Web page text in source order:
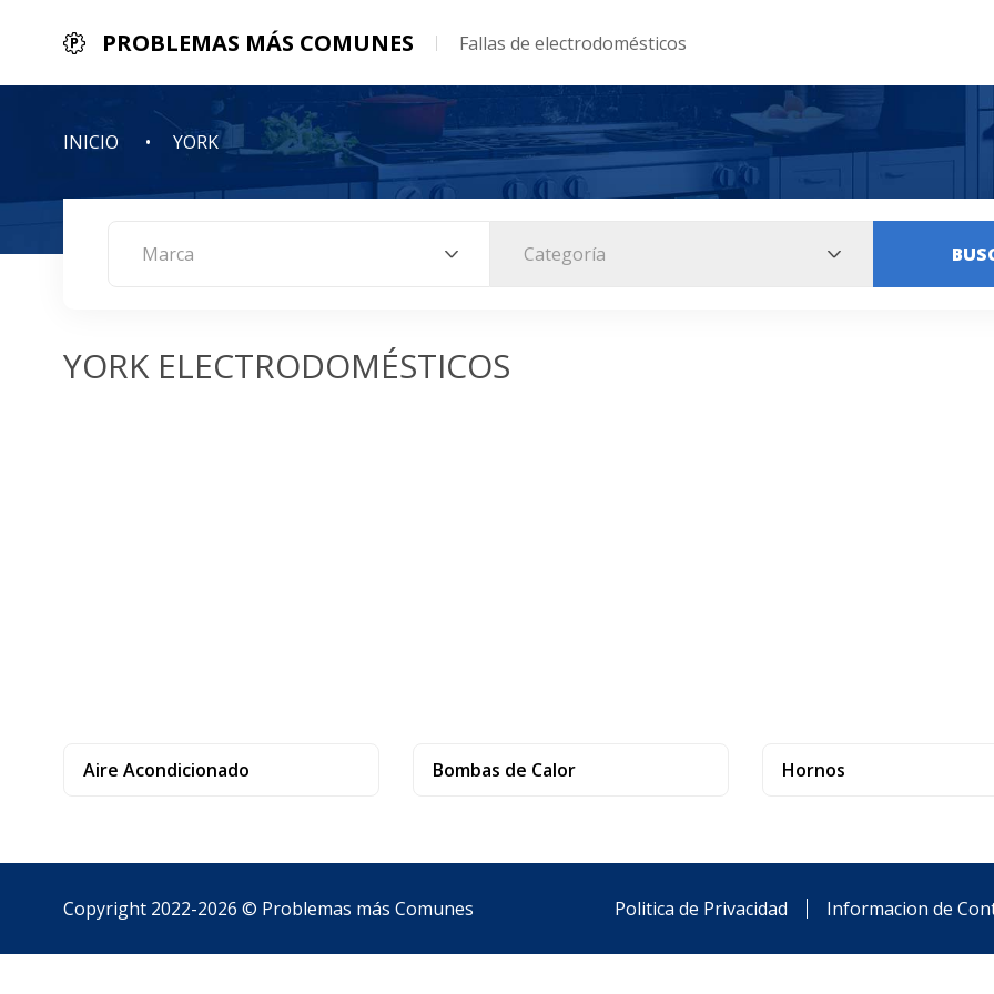
PROBLEMAS MÁS COMUNES Fallas de electrodomésticos
INICIO YORK
Marca Categoría
YORK ELECTRODOMÉSTICOS
Aire Acondicionado Bombas de Calor Hornos
Copyright 2022-2026 © Problemas más Comunes Politica de Privacidad Informacion de